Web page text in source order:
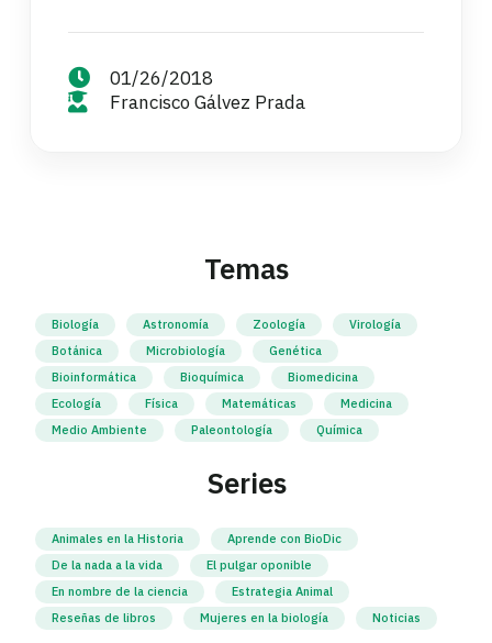
01/26/2018
Francisco Gálvez Prada
Temas
Biología Astronomía Zoología
Virología
Botánica
Microbiología
Genética
Bioinformática
Bioquímica
Biomedicina
Ecología
Física Matemáticas
Medicina
Medio Ambiente
Paleontología Química
Series
Animales en la Historia
Aprende con BioDic
De la nada a la vida
El pulgar oponible
En nombre de la ciencia
Estrategia Animal
Reseñas de libros
Mujeres en la biología Noticias